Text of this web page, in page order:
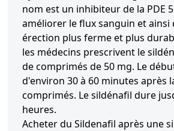
nom est un inhibiteur de la PDE
améliorer le flux sanguin et ainsi
érection plus ferme et plus
les médecins prescrivent le
de comprimés de 50 mg. Le
d'environ 30 à 60 minutes après
comprimés. Le sildénafil dure
heures.
Acheter du Sildenafil après une